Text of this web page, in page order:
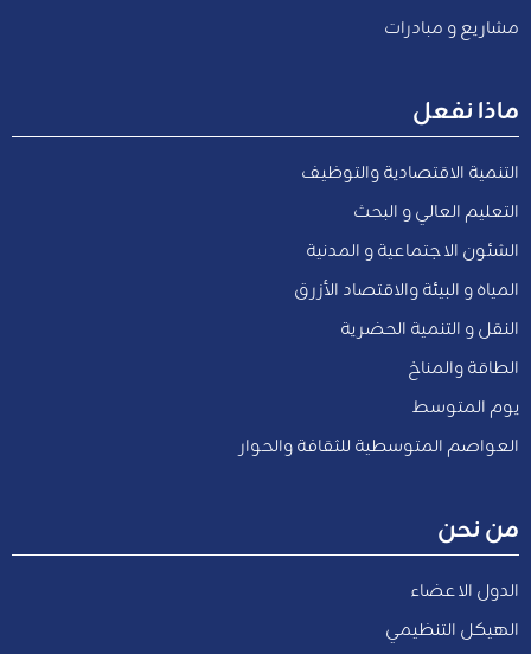
مشاريع و مبادرات
ماذا نفعل
التنمية الاقتصادية والتوظيف
التعليم العالي و البحث
الشئون الاجتماعية و المدنية
المياه و البيئة والاقتصاد الأزرق
النقل و التنمية الحضرية
الطاقة والمناخ
يوم المتوسط
العواصم المتوسطية للثقافة والحوار
من نحن
الدول الاعضاء
الهيكل التنظيمي